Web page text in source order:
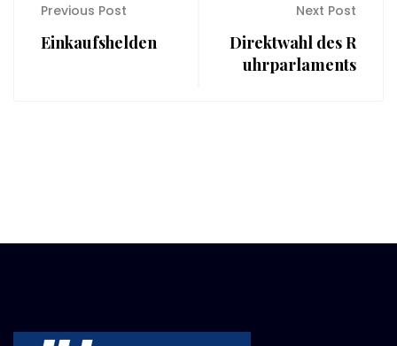
Previous Post
Einkaufshelden
Next Post
Direktwahl des R
uhrparlaments